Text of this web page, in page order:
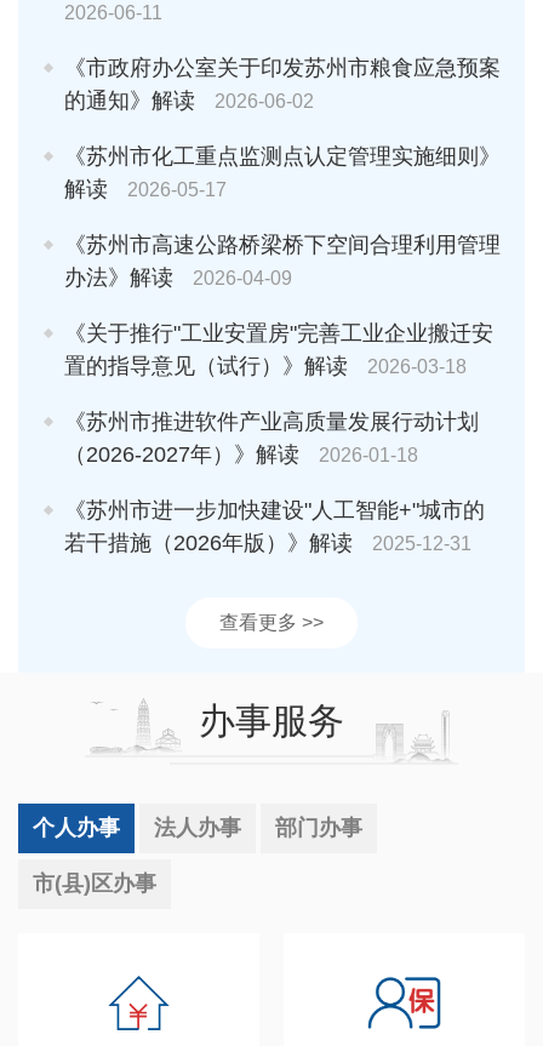
2026-06-11
《市政府办公室关于印发苏州市粮食应急预案
的通知》解读
2026-06-02
《苏州市化工重点监测点认定管理实施细则》
解读
2026-05-17
《苏州市高速公路桥梁桥下空间合理利用管理
办法》解读
2026-04-09
《关于推行"工业安置房"完善工业企业搬迁安
置的指导意见（试行）》解读
2026-03-18
《苏州市推进软件产业高质量发展行动计划
（2026-2027年）》解读
2026-01-18
《苏州市进一步加快建设"人工智能+"城市的
若干措施（2026年版）》解读
2025-12-31
查看更多 >>
办事服务
个人办事 法人办事 部门办事
市(县)区办事